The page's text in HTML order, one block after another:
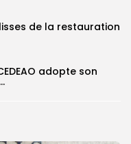
de la restauration
adopte son